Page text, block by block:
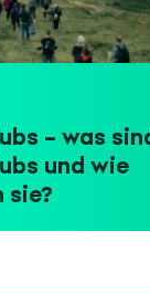
– was
und wie
sie?